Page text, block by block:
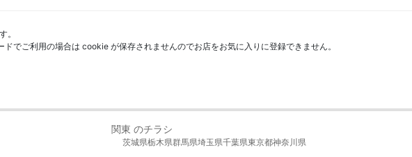
。
でご利用の場合は cookie が保存されませんのでお店をお気に入りに登録できません。
関東 のチラシ
茨城県栃木県群馬県埼玉県千葉県東京都神奈川県